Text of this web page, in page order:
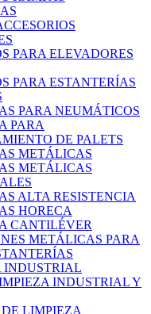
PARA ELEVADORES
PARA ESTANTERÍAS
PARA NEUMÁTICOS
PARA
DE PALETS
METÁLICAS
METÁLICAS
ALTA RESISTENCIA
HORECA
CANTILÉVER
METÁLICAS PARA
INDUSTRIAL
INDUSTRIAL Y
LIMPIEZA